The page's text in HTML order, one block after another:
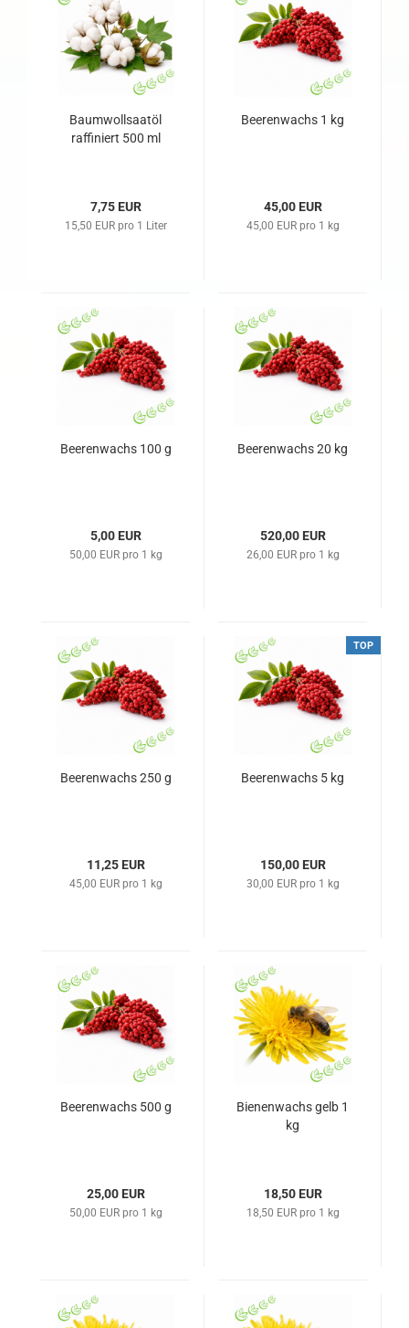
Baumwollsaatöl
raffiniert 500 ml
7,75 EUR
15,50 EUR pro 1 Liter
Beerenwachs 1 kg
45,00 EUR
45,00 EUR pro 1 kg
Beerenwachs 100 g
5,00 EUR
50,00 EUR pro 1 kg
Beerenwachs 20 kg
520,00 EUR
26,00 EUR pro 1 kg
Beerenwachs 250 g
11,25 EUR
45,00 EUR pro 1 kg
TOP
Beerenwachs 5 kg
150,00 EUR
30,00 EUR pro 1 kg
Beerenwachs 500 g
25,00 EUR
50,00 EUR pro 1 kg
Bienenwachs gelb 1
kg
18,50 EUR
18,50 EUR pro 1 kg